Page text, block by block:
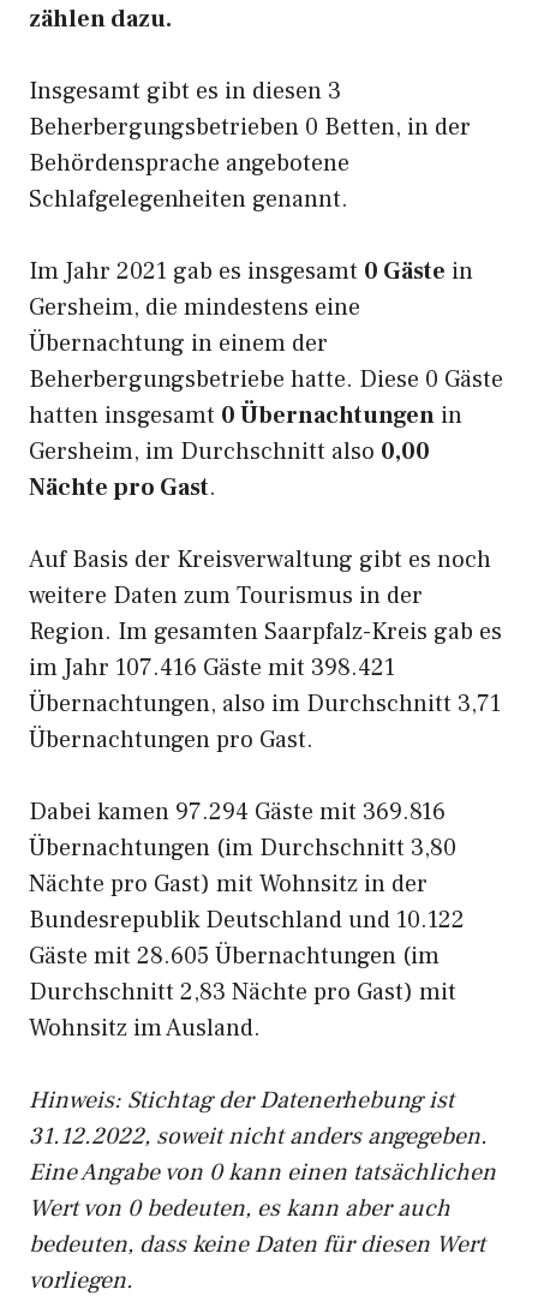
zählen dazu.
Insgesamt gibt es in diesen 3
Beherbergungsbetrieben 0 Betten, in der
Behördensprache angebotene
Schlafgelegenheiten genannt.
Im Jahr 2021 gab es insgesamt 0 Gäste in
Gersheim, die mindestens eine
Übernachtung in einem der
Beherbergungsbetriebe hatte. Diese 0 Gäste
hatten insgesamt 0 Übernachtungen in
Gersheim, im Durchschnitt also 0,00
Nächte pro Gast.
Auf Basis der Kreisverwaltung gibt es noch
weitere Daten zum Tourismus in der
Region. Im gesamten Saarpfalz-Kreis gab es
im Jahr 107.416 Gäste mit 398.421
Übernachtungen, also im Durchschnitt 3,71
Übernachtungen pro Gast.
Dabei kamen 97.294 Gäste mit 369.816
Übernachtungen (im Durchschnitt 3,80
Nächte pro Gast) mit Wohnsitz in der
Bundesrepublik Deutschland und 10.122
Gäste mit 28.605 Übernachtungen (im
Durchschnitt 2,83 Nächte pro Gast) mit
Wohnsitz im Ausland.
Hinweis: Stichtag der Datenerhebung ist
31.12.2022, soweit nicht anders angegeben.
Eine Angabe von 0 kann einen tatsächlichen
Wert von 0 bedeuten, es kann aber auch
bedeuten, dass keine Daten für diesen Wert
vorliegen.